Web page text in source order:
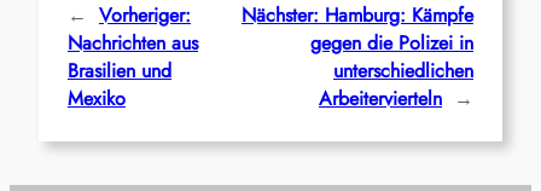
← Vorheriger:
Nachrichten aus
Brasilien und
Mexiko
Nächster: Hamburg: Kämpfe
gegen die Polizei in
unterschiedlichen
Arbeitervierteln →